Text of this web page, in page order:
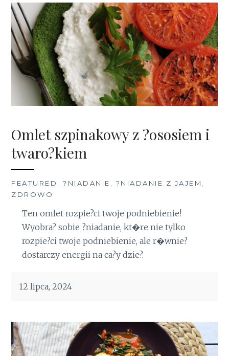
Omlet szpinakowy z ?ososiem i
twaro?kiem
FEATURED ,?NIADANIE ?NIADANIE Z JAJEM
ZDROWO
Ten omlet rozpie?ci twoje podniebienie!
Wyobra? sobie ?niadanie, kt�re nie tylko
rozpie?ci twoje podniebienie, ale r�wnie?
dostarczy energii na ca?y dzie?.
12 lipca, 2024